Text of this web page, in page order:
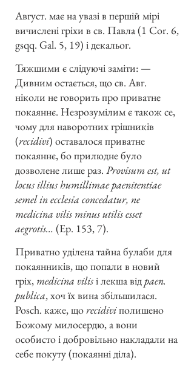
Август. має на увазі в першій мірі
вичислені гріхи в св. Павла (1 Cor. 6,
gsqq. Gal. 5, 19) і декальог.
Тяжшими є слідуючі заміти: —
Дивним остається, що св. Авг.
ніколи не говорить про приватне
покаяннє. Незрозумілим є також се,
чому для наворотних грішників
(recidivi) оставалося приватне
покаяннє, бо прилюдне було
дозволене лише раз. Provisum est, ut
locus illius humillimae paenitentiae
semel in ecclesia concedatur, ne
medicina vilis minus utilis esset
aegrotis… (Ep. 153, 7).
Приватно уділена тайна булаби для
покаянників, що попали в новий
гріх, medicina vilisі лекша відpaen.
publica, хоч їх вина збільшилася.
Posch. каже, щоrecidiviполишено
Божому милосердю, а вони
особисто і добровільно накладали на
себе покуту (покаянні діла).